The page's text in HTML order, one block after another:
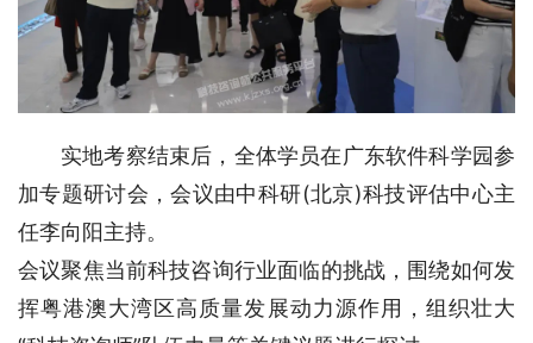
实地考察结束后，全体学员在广东软件科学园参
加专题研讨会，会议由中科研(北京)科技评估中心主
任李向阳主持。
会议聚焦当前科技咨询行业面临的挑战，围绕如何发
挥粤港澳大湾区高质量发展动力源作用，组织壮大